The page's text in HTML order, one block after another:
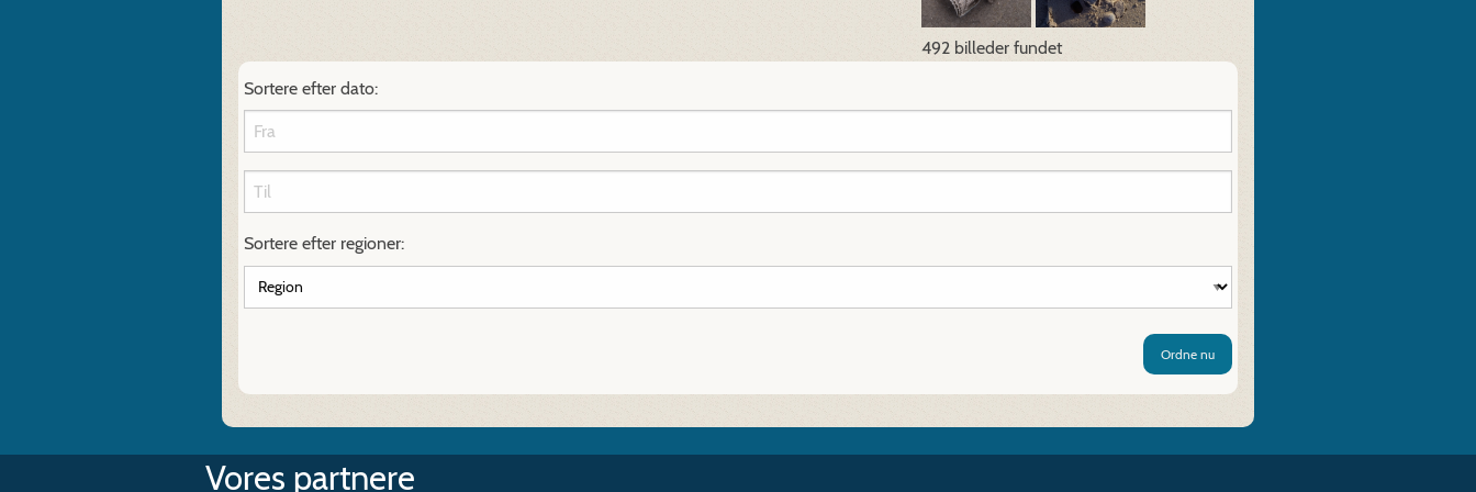
492 billeder fundet
Sortere efter dato:
Sortere efter regioner:
Ordne nu
Vores partnere